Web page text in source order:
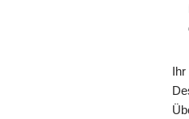
Ihr